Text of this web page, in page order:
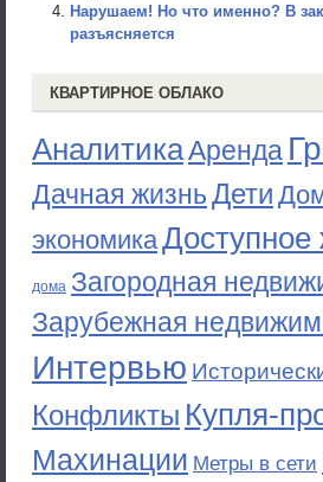
Нарушаем! Но что именно? В
разъясняется
КВАРТИРНОЕ ОБЛАКО
АналитикаАренда
Дачная жизньДети
экономика
дома Загородная
Зарубежная
Интервью
Конфликты Купля-
Махинации Метры в сети